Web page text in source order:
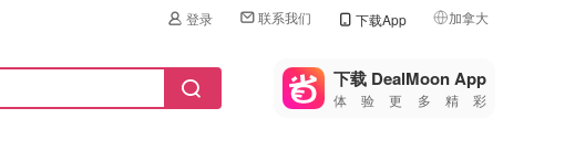
登录 联系我们 下载App 加拿大
🇺🇸
美国
🇨🇳中国
下载 DealMoon App
体验更多精彩